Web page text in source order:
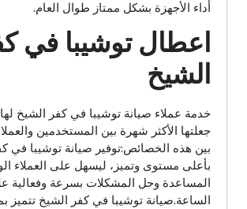
أداء الأجهزة بشكل ممتاز طوال العام.
اعطال توشيبا في
الشيخ
خدمة عملاء صيانة توشيبا في كفر الشيخ
جعلتها الأكثر شهرة بين المستخدمين
بين هذه الخصائص:توفير صيانة توشيبا في
بأعلى مستوى وتميز، ليسهل على العملاء
المساعدة وحل المشكلات بسرعة وفعالية
الساعة.صيانة توشيبا في كفر الشيخ تتميز